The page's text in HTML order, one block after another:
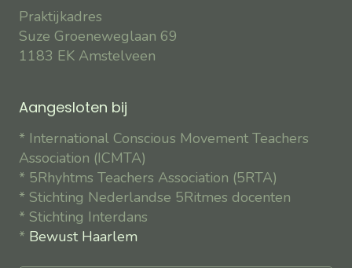
Praktijkadres
Suze Groeneweglaan 69
1183 EK Amstelveen
Aangesloten bij
* International Conscious Movement Teachers
Association (ICMTA)
* 5Rhyhtms Teachers Association (5RTA)
* Stichting Nederlandse 5Ritmes docenten
* Stichting Interdans
* Bewust Haarlem